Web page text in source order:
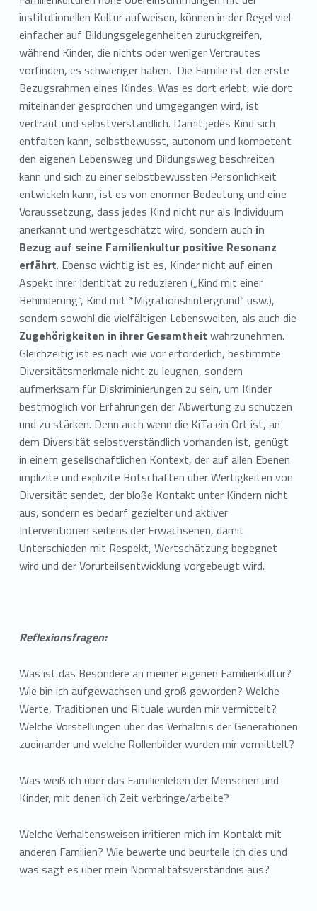
institutionellen Kultur aufweisen, können in der Regel viel
einfacher auf Bildungsgelegenheiten zurückgreifen,
während Kinder, die nichts oder weniger Vertrautes
vorfinden, es schwieriger haben. Die Familie ist der erste
Bezugsrahmen eines Kindes: Was es dort erlebt, wie dort
miteinander gesprochen und umgegangen wird, ist
vertraut und selbstverständlich. Damit jedes Kind sich
entfalten kann, selbstbewusst, autonom und kompetent
den eigenen Lebensweg und Bildungsweg beschreiten
kann und sich zu einer selbstbewussten Persönlichkeit
entwickeln kann, ist es von enormer Bedeutung und eine
Voraussetzung, dass jedes Kind nicht nur als Individuum
anerkannt und wertgeschätzt wird, sondern auch in
Bezug auf seine Familienkultur positive Resonanz
erfährt. Ebenso wichtig ist es, Kinder nicht auf einen
Aspekt ihrer Identität zu reduzieren („Kind mit einer
Behinderung“, Kind mit *Migrationshintergrund“ usw.),
sondern sowohl die vielfältigen Lebenswelten, als auch die
Zugehörigkeiten in ihrer Gesamtheit wahrzunehmen.
Gleichzeitig ist es nach wie vor erforderlich, bestimmte
Diversitätsmerkmale nicht zu leugnen, sondern
aufmerksam für Diskriminierungen zu sein, um Kinder
bestmöglich vor Erfahrungen der Abwertung zu schützen
und zu stärken. Denn auch wenn die KiTa ein Ort ist, an
dem Diversität selbstverständlich vorhanden ist, genügt
in einem gesellschaftlichen Kontext, der auf allen Ebenen
implizite und explizite Botschaften über Wertigkeiten von
Diversität sendet, der bloße Kontakt unter Kindern nicht
aus, sondern es bedarf gezielter und aktiver
Interventionen seitens der Erwachsenen, damit
Unterschieden mit Respekt, Wertschätzung begegnet
wird und der Vorurteilsentwicklung vorgebeugt wird.
Reflexionsfragen:
Was ist das Besondere an meiner eigenen Familienkultur?
Wie bin ich aufgewachsen und groß geworden? Welche
Werte, Traditionen und Rituale wurden mir vermittelt?
Welche Vorstellungen über das Verhältnis der Generationen
zueinander und welche Rollenbilder wurden mir vermittelt?
Was weiß ich über das Familienleben der Menschen und
Kinder, mit denen ich Zeit verbringe/arbeite?
Welche Verhaltensweisen irritieren mich im Kontakt mit
anderen Familien? Wie bewerte und beurteile ich dies und
was sagt es über mein Normalitätsverständnis aus?